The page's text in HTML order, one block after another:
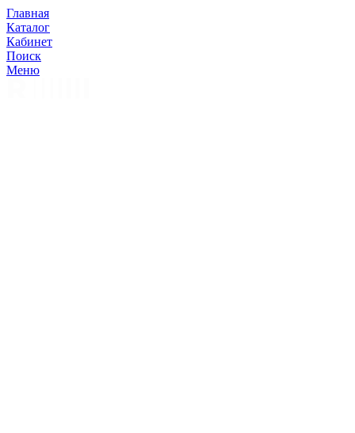
Главная
Каталог
Кабинет
Поиск
Меню